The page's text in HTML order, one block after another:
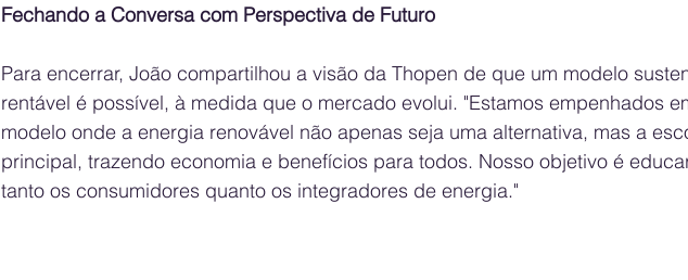
Fechando a Conversa com Perspectiva de Futuro
Para encerrar, João compartilhou a visão da Thopen de que um modelo
rentável é possível, à medida que o mercado evolui. "Estamos empenhados
modelo onde a energia renovável não apenas seja uma alternativa, mas a
principal, trazendo economia e benefícios para todos. Nosso objetivo é
tanto os consumidores quanto os integradores de energia."